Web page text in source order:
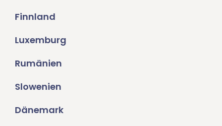
Finnland
Luxemburg
Rumänien
Slowenien
Dänemark